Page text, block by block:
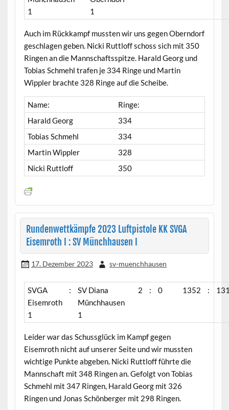
1
1
Auch im Rückkampf mussten wir uns gegen Oberndorf
geschlagen geben. Nicki Ruttloff schoss sich mit 350
Ringen an die Mannschaftsspitze. Harald Georg und
Tobias Schmehl trafen je 334 Ringe und Martin
Wippler brachte 328 Ringe auf die Scheibe.
Name:
Ringe:
Harald Georg
334
Tobias Schmehl
334
Martin Wippler
328
Nicki Ruttloff
350
Rundenwettkämpfe 2023 Luftpistole KK SVGA
Eisemroth I : SV Münchhausen I
17. Dezember 2023 sv-muenchhausen
SVGA
Eisemroth
1
:
SV Diana
Münchhausen
1
2 : 0 1352 :
Leider war das Schussglück im Kampf gegen
Eisemroth nicht auf unserer Seite und wir mussten
wichtige Punkte abgeben. Nicki Ruttloff führte die
Mannschaft mit 348 Ringen an. Gefolgt von Tobias
Schmehl mit 347 Ringen, Harald Georg mit 326
Ringen und Jonas Schönberger mit 298 Ringen.